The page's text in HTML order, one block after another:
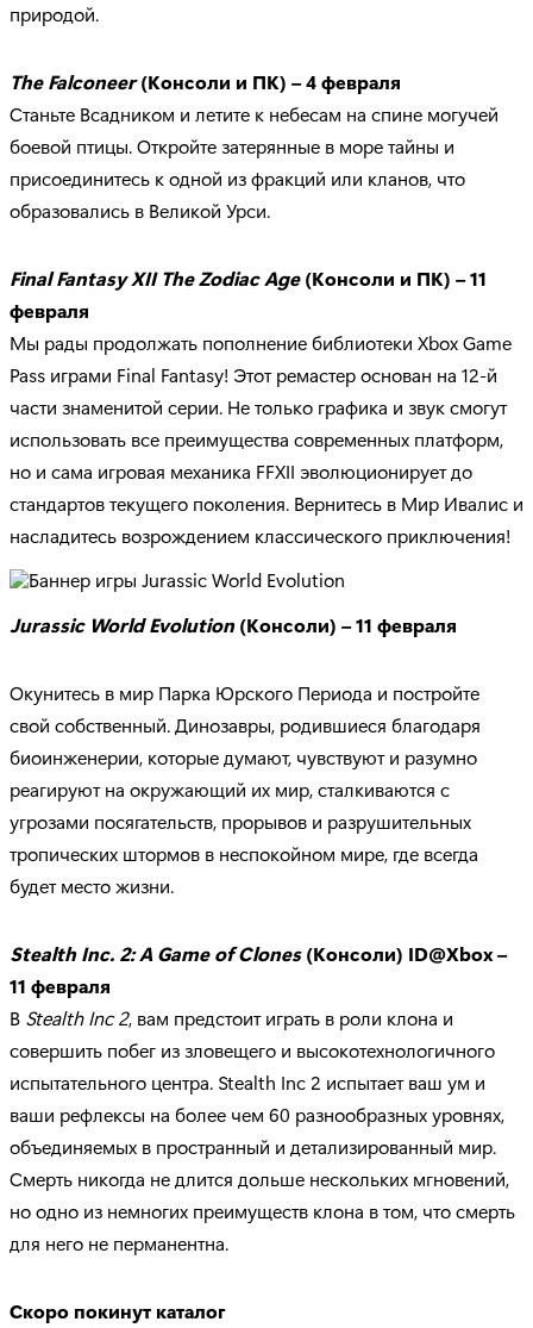
природой.
The Falconeer (Консоли и ПК) – 4 февраля
Станьте Всадником и летите к небесам на спине могучей
боевой птицы. Откройте затерянные в море тайны и
присоединитесь к одной из фракций или кланов, что
образовались в Великой Урси.
Final Fantasy XII The Zodiac Age(Консоли и ПК) – 11
февраля
Мы рады продолжать пополнение библиотеки Xbox Game
Pass играми Final Fantasy! Этот ремастер основан на 12-й
части знаменитой серии. Не только графика и звук смогут
использовать все преимущества современных платформ,
но и сама игровая механика FFXII эволюционирует до
стандартов текущего поколения. Вернитесь в Мир Ивалис и
насладитесь возрождением классического приключения!
Jurassic World Evolution (Консоли) – 11 февраля
Окунитесь в мир Парка Юрского Периода и постройте
свой собственный. Динозавры, родившиеся благодаря
биоинженерии, которые думают, чувствуют и разумно
реагируют на окружающий их мир, сталкиваются с
угрозами посягательств, прорывов и разрушительных
тропических штормов в неспокойном мире, где всегда
будет место жизни.
Stealth Inc. 2:A Game of Clones(Консоли) ID@Xbox–
11 февраля
В Stealth Inc2, вам предстоит играть в роли клона и
совершить побег из зловещего и высокотехнологичного
испытательного центра. Stealth Inc 2 испытает ваш ум и
ваши рефлексы на более чем 60 разнообразных уровнях,
объединяемых в пространный и детализированный мир.
Смерть никогда не длится дольше нескольких мгновений,
но одно из немногих преимуществ клона в том, что смерть
для него не перманентна.
Скоро покинут каталог